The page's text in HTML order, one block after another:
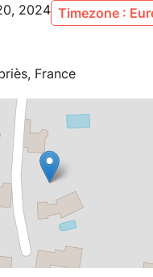
2024 Timezone :
France